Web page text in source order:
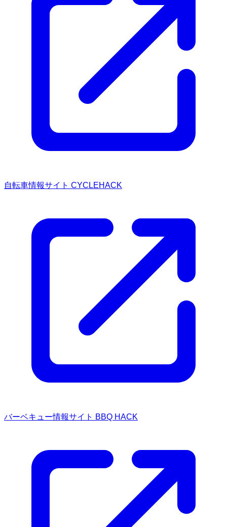
自転車情報サイト CYCLEHACK
バーベキュー情報サイト BBQ HACK